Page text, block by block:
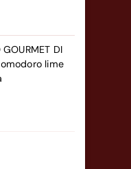
GOURMET DI
lime